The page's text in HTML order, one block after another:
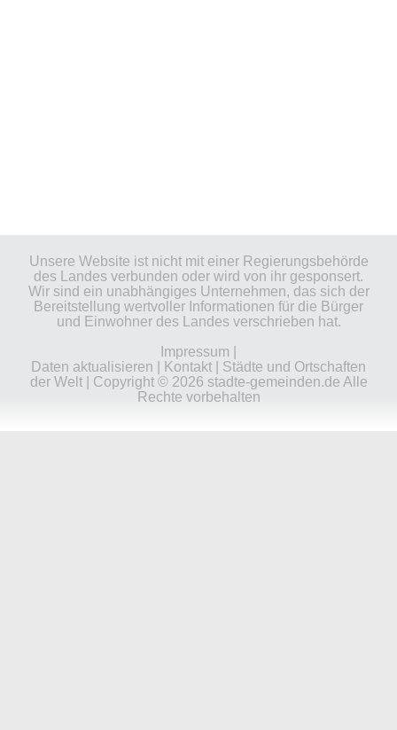
Unsere Website ist nicht mit einer Regierungsbehörde
des Landes verbunden oder wird von ihr gesponsert.
Wir sind ein unabhängiges Unternehmen, das sich der
Bereitstellung wertvoller Informationen für die Bürger
und Einwohner des Landes verschrieben hat.
Impressum
Daten aktualisieren
Kontakt
Städte und Ortschaften
der Welt| Copyright © 2026 stadte-gemeinden.de Alle
Rechte vorbehalten